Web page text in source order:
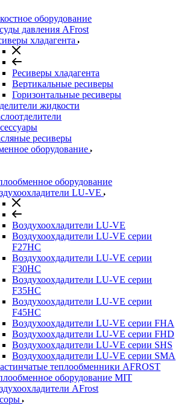
оборудование
давления AFrost
хладагента
Ресиверы хладагента
Вертикальные ресиверы
Горизонтальные ресиверы
жидкости
ресиверы
оборудование
оборудование
LU-VE
Воздухоохладители LU-VE
Воздухоохдадители LU-VE серии
F27HC
Воздухоохдадители LU-VE серии
F30HC
Воздухоохдадители LU-VE серии
F35HC
Воздухоохдадители LU-VE серии
F45HC
Воздухоохдадители LU-VE серии FHA
Воздухоохдадители LU-VE серии FHD
Воздухоохдадители LU-VE серии SHS
Воздухоохдадители LU-VE серии SMA
теплообменники AFROST
оборудование MIT
AFrost